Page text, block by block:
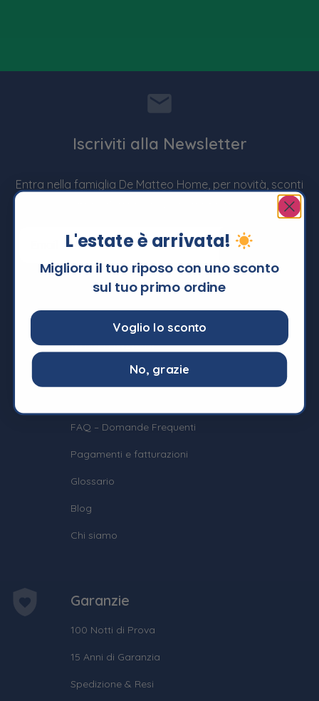
Iscriviti alla Newsletter
Entra nella famiglia De Matteo Home, per novità, sconti
Informazioni
Termini e Condizioni
FAQ – Domande Frequenti
Pagamenti e fatturazioni
Glossario
Blog
Chi siamo
Garanzie
100 Notti di Prova
15 Anni di Garanzia
Spedizione & Resi
L'estate è arrivata!
Migliora il tuo riposo con uno sconto
sul tuo primo ordine
Voglio lo sconto
No, grazie